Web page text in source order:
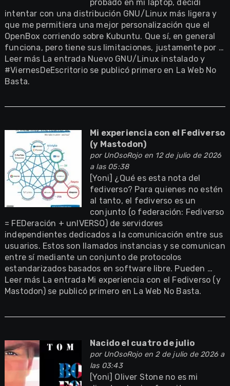
probado en mi laptop, decidí
intentar con una distribución GNU/Linux más ligera y
que me permitiera una mejor personalización que el
OpenBox corriendo sobre Kubuntu. Que sí, en general
funciona, pero tiene sus limitaciones, justamente por …
Leer más La entrada Nuevo GNU/Linux instalado y
#ViernesDeEscritorio se publicó primero en La Web No
Basta.
Mi experiencia con el Fediverso
(y Mastodon)
por UnOsoRojoen 12 de julio de 2026
a las 05:38
[Yoni] ¿Qué es esta nota del
fediverso? Para quienes no estén
al tanto, el fediverso es un
conjunto (o federación: Fediverso
= FEDeración + unIVERSO) de servidores
independientes dedicados a la comunicación entre sus
usuarios. Estos son llamados instancias y se comunican
entre sí mediante un conjunto de protocolos
estandarizados basados en software libre. Pueden …
Leer más La entrada Mi experiencia con el Fediverso (y
Mastodon) se publicó primero en La Web No Basta.
Nacido el cuatro de julio
por UnOsoRojoen 2 de julio de 2026 a
las 03:43
[Yoni] Oliver Stone no es mi